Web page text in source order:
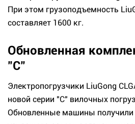
При этом грузоподъемность
составляет 1600 кг.
Обновленная
"C"
Электропогрузчики LiuGong
новой серии "C" вилочных
Обновленные машины